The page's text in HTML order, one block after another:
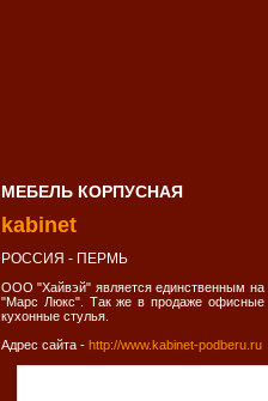
МЕБЕЛЬ КОРПУСНАЯ
kabinet
РОССИЯ - ПЕРМЬ
ООО "Хайвэй" является единственным на
"Марс Люкс". Так же в продаже офисные
кухонные стулья.
Адрес сайта - http://www.kabinet-podberu.ru